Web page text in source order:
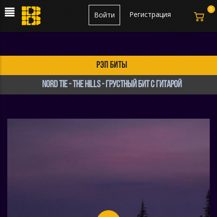
Регистрация
Войти
рэп биты
Nord Tie - The hills - грустный бит с гитарой
0